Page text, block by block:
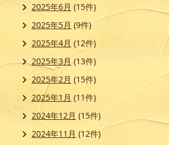
2025年6月 (15件)
2025年5月 (9件)
2025年4月 (12件)
2025年3月 (13件)
2025年2月 (15件)
2025年1月 (11件)
2024年12月 (15件)
2024年11月 (12件)